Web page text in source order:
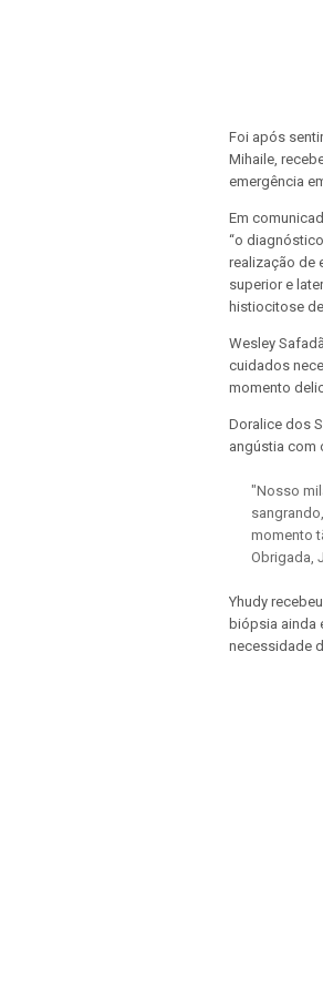
Foi após
Mihaile,
emergência
Em
“o
realização de
superior e
histiocitose
Wesley
cuidados
momento
Doralice dos
angústia com
"Nosso
momento
Obrigada,
Yhudy
biópsia ainda
necessidade